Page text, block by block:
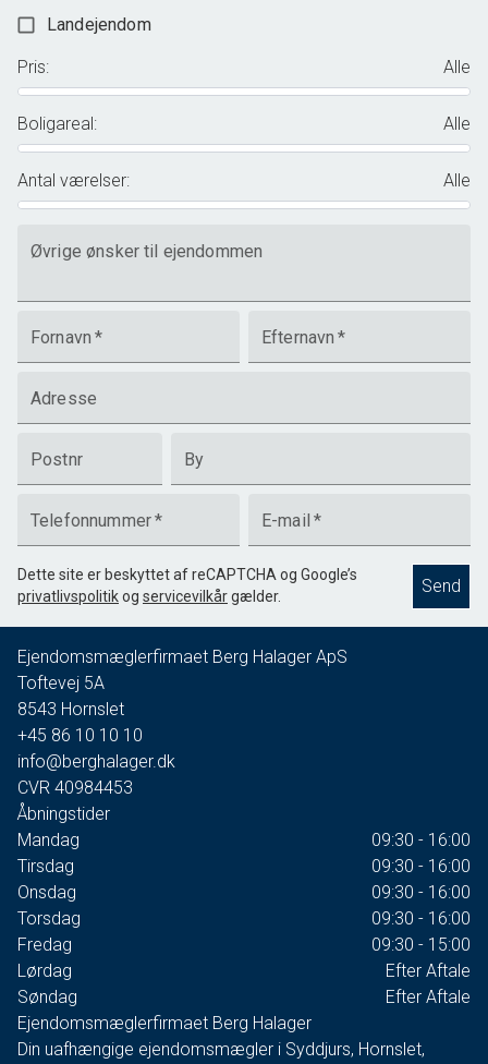
Landejendom
Pris: Alle
Boligareal : Alle
Antal værelser: Alle
Øvrige ønsker til ejendommen
Fornavn * Efternavn *
Adresse
Postnr By
Telefonnummer* E-mail *
Dette site er beskyttet af reCAPTCHA og Google’s
privatlivspolitikog servicevilkårgælder. Send
Ejendomsmæglerfirmaet Berg Halager ApS
Toftevej 5A
8543 Hornslet
+45 86 10 10 10
info@berghalager.dk
CVR 40984453
Åbningstider
Mandag
09:30 - 16:00
Tirsdag
09:30 - 16:00
Onsdag
09:30 - 16:00
Torsdag
09:30 - 16:00
Fredag
09:30 - 15:00
Lørdag
Efter Aftale
Søndag
Efter Aftale
Ejendomsmæglerfirmaet Berg Halager
Din uafhængige ejendomsmægler i Syddjurs, Hornslet,